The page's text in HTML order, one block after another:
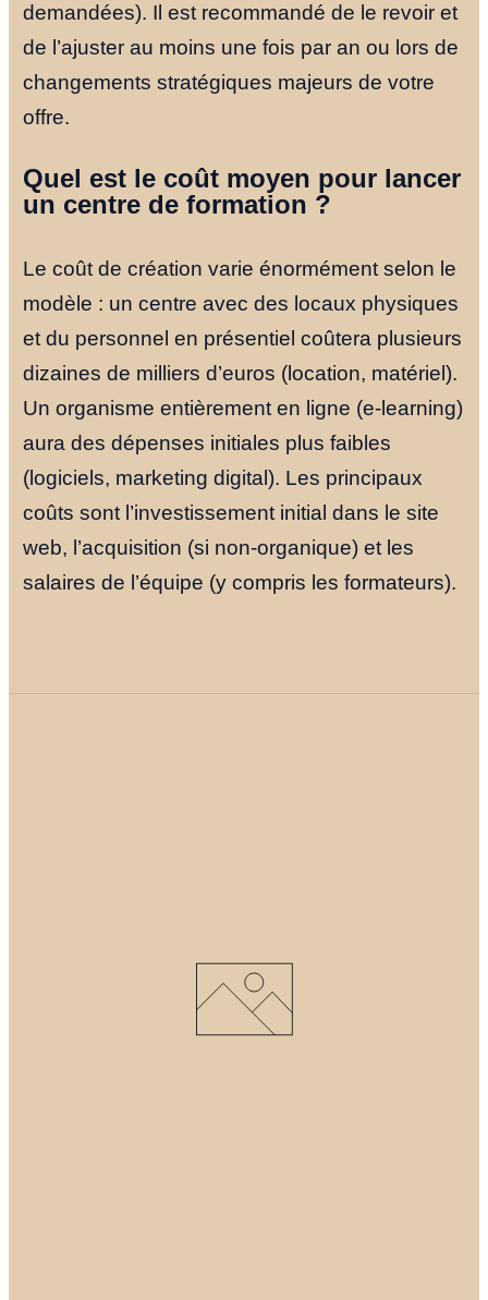
demandées). Il est recommandé de le revoir et
de l’ajuster au moins une fois par an ou lors de
changements stratégiques majeurs de votre
offre.
Quel est le coût moyen pour lancer
un centre de formation ?
Le coût de création varie énormément selon le
modèle : un centre avec des locaux physiques
et du personnel en présentiel coûtera plusieurs
dizaines de milliers d’euros (location, matériel).
Un organisme entièrement en ligne (e-learning)
aura des dépenses initiales plus faibles
(logiciels, marketing digital). Les principaux
coûts sont l’investissement initial dans le site
web, l’acquisition (si non-organique) et les
salaires de l’équipe (y compris les formateurs).